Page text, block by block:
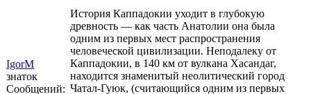
IgorM
знаток
Сообщений:
История Каппадокии уходит в глубокую
древность — как часть Анатолии она была
одним из первых мест распространения
человеческой цивилизации. Неподалеку от
Каппадокии, в 140 км от вулкана Хасандаг,
находится знаменитый неолитический город
Чатал-Гуюк, (считающийся одним из первых